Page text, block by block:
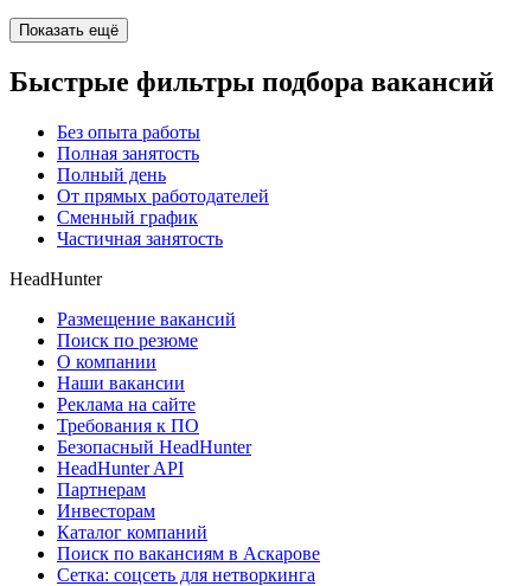
Показать ещё
Быстрые фильтры подбора вакансий
Без опыта работы
Полная занятость
Полный день
От прямых работодателей
Сменный график
Частичная занятость
HeadHunter
Размещение вакансий
Поиск по резюме
О компании
Наши вакансии
Реклама на сайте
Требования к ПО
Безопасный HeadHunter
HeadHunter API
Партнерам
Инвесторам
Каталог компаний
Поиск по вакансиям в Аскарове
Сетка: соцсеть для нетворкинга